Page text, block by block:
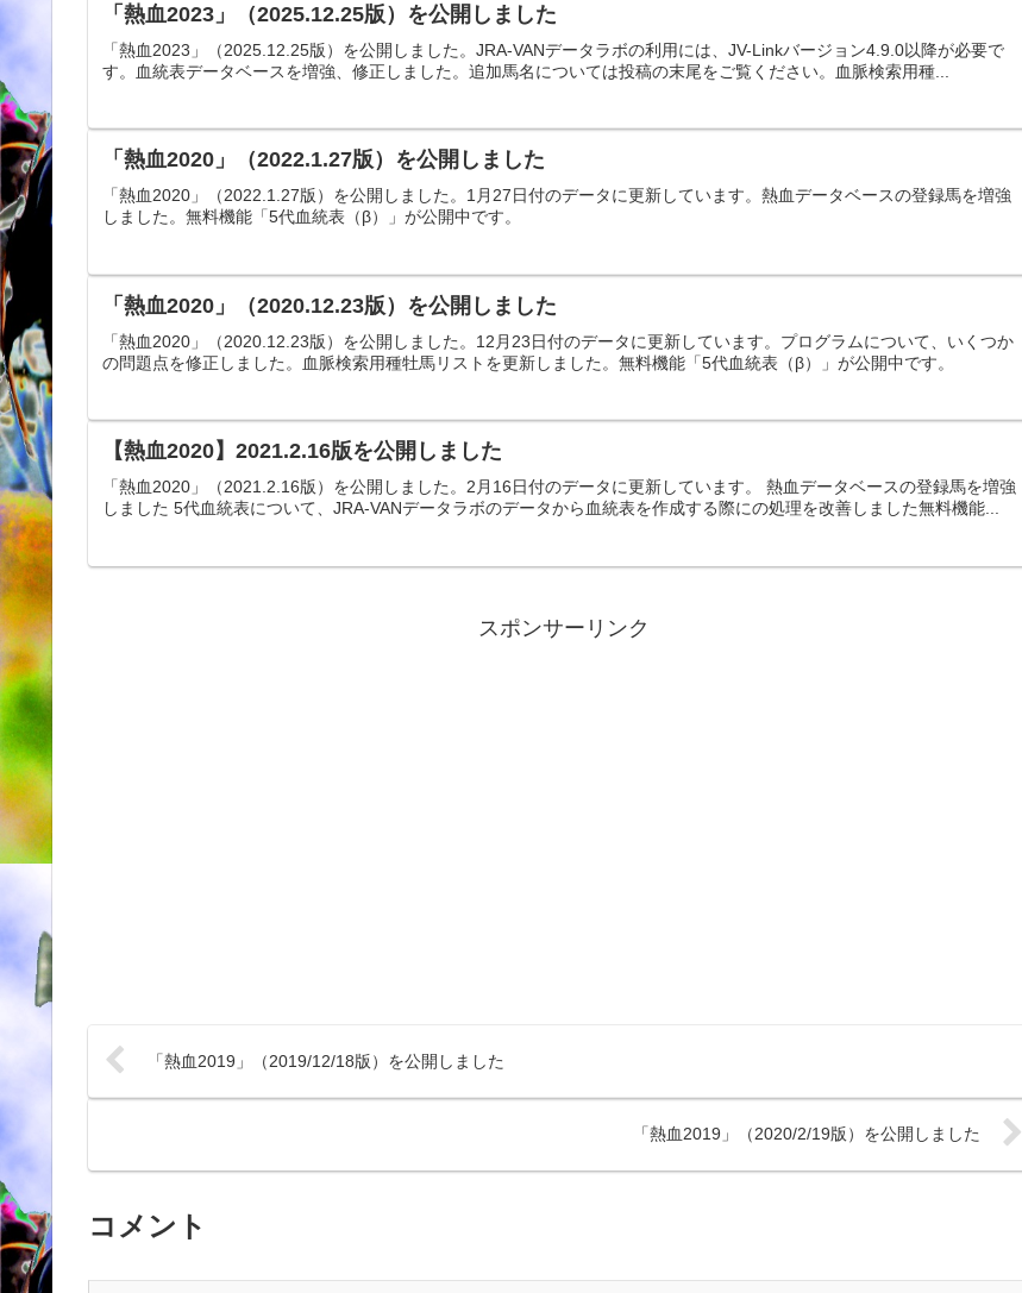
「熱血2023」（2025.12.25版）を公開しました
「熱血2023」（2025.12.25版）を公開しました。JRA-VANデータラボの利用には、JV-Linkバージョン4.9.0以降が必要で
す。血統表データベースを増強、修正しました。追加馬名については投稿の末尾をご覧ください。血脈検索用種...
「熱血2020」（2022.1.27版）を公開しました
「熱血2020」（2022.1.27版）を公開しました。1月27日付のデータに更新しています。熱血データベースの登録馬を増強
しました。無料機能「5代血統表（β）」が公開中です。
「熱血2020」（2020.12.23版）を公開しました
「熱血2020」（2020.12.23版）を公開しました。12月23日付のデータに更新しています。プログラムについて、いくつか
の問題点を修正しました。血脈検索用種牡馬リストを更新しました。無料機能「5代血統表（β）」が公開中です。
【熱血2020】2021.2.16版を公開しました
「熱血2020」（2021.2.16版）を公開しました。2月16日付のデータに更新しています。 熱血データベースの登録馬を増強
しました 5代血統表について、JRA-VANデータラボのデータから血統表を作成する際にの処理を改善しました無料機能...
スポンサーリンク
「熱血2019」（2019/12/18版）を公開しました
「熱血2019」（2020/2/19版）を公開しました
コメント